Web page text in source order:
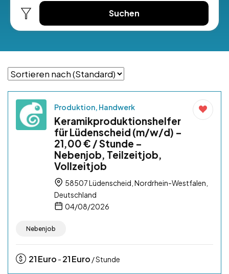
Suchen
Produktion, Handwerk
Keramikproduktionshelfer
für Lüdenscheid (m/w/d) –
21,00 € / Stunde –
Nebenjob, Teilzeitjob,
Vollzeitjob
58507 Lüdenscheid, Nordrhein-Westfalen,
Deutschland
04/08/2026
Nebenjob
21Euro - 21Euro / Stunde